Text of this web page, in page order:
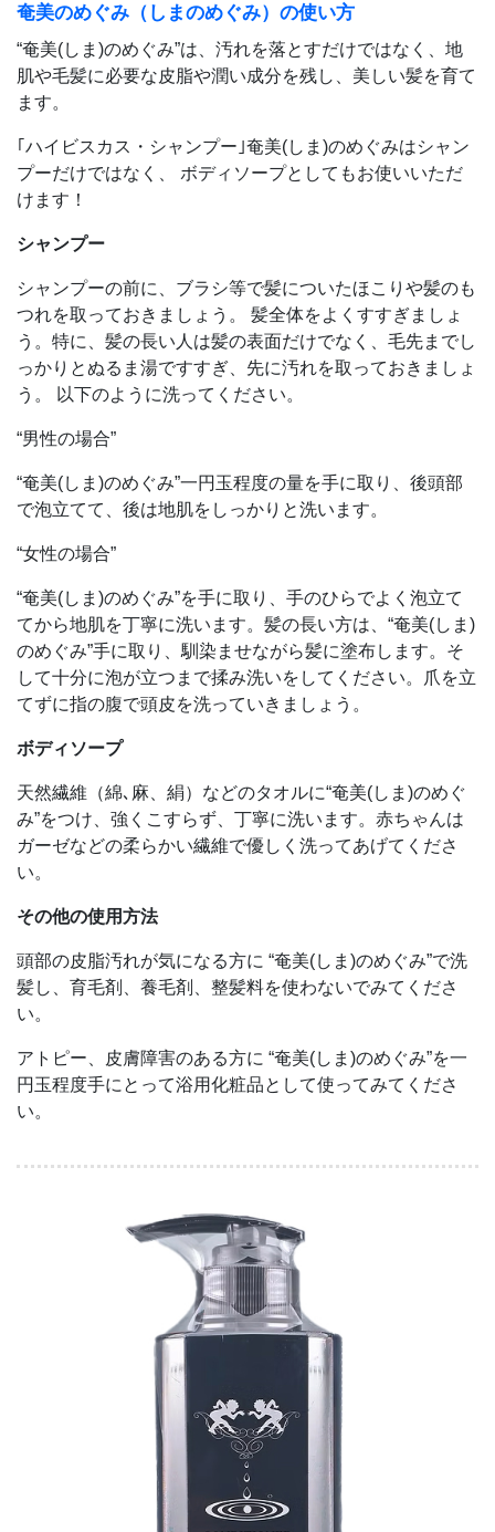
奄美のめぐみ（しまのめぐみ）の使い方
“奄美(しま)のめぐみ”は、汚れを落とすだけではなく、地
肌や毛髪に必要な皮脂や潤い成分を残し、美しい髪を育て
ます。
｢ハイビスカス・シャンプー｣奄美(しま)のめぐみはシャン
プーだけではなく、 ボディソープとしてもお使いいただ
けます！
シャンプー
シャンプーの前に、ブラシ等で髪についたほこりや髪のも
つれを取っておきましょう。 髪全体をよくすすぎましょ
う。特に、髪の長い人は髪の表面だけでなく、毛先までし
っかりとぬるま湯ですすぎ、先に汚れを取っておきましょ
う。 以下のように洗ってください。
“男性の場合”
“奄美(しま)のめぐみ”一円玉程度の量を手に取り、後頭部
で泡立てて、後は地肌をしっかりと洗います。
“女性の場合”
“奄美(しま)のめぐみ”を手に取り、手のひらでよく泡立て
てから地肌を丁寧に洗います。髪の長い方は、“奄美(しま)
のめぐみ”手に取り、馴染ませながら髪に塗布します。そ
して十分に泡が立つまで揉み洗いをしてください。爪を立
てずに指の腹で頭皮を洗っていきましょう。
ボディソープ
天然繊維（綿､麻、絹）などのタオルに“奄美(しま)のめぐ
み”をつけ、強くこすらず、丁寧に洗います。赤ちゃんは
ガーゼなどの柔らかい繊維で優しく洗ってあげてくださ
い。
その他の使用方法
頭部の皮脂汚れが気になる方に “奄美(しま)のめぐみ”で洗
髪し、育毛剤、養毛剤、整髪料を使わないでみてくださ
い。
アトピー、皮膚障害のある方に “奄美(しま)のめぐみ”を一
円玉程度手にとって浴用化粧品として使ってみてくださ
い。